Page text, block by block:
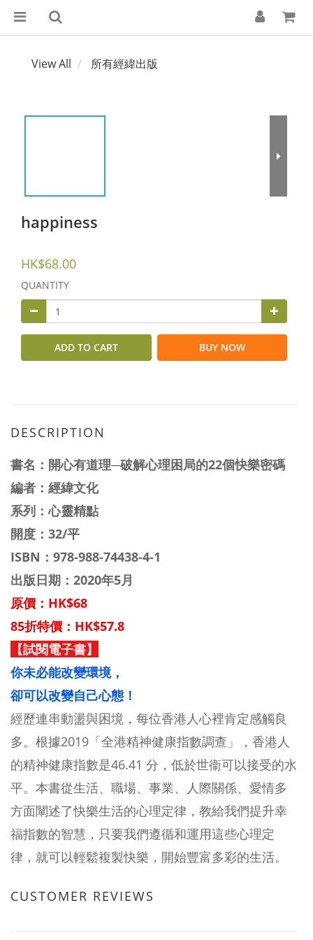
View All 所有經緯出版
happiness
HK$68.00
QUANTITY
ADD TO CART BUY NOW
DESCRIPTION
書名： 開心有道理─破解心理困局的22個快樂密碼
編者：經緯文化
系列：心靈精點
開度：32/平
ISBN： 978-988-74438-4-1
出版日期：2020年5月
原價：HK$68
85折特價：HK$57.8
【試閱電子書】
你未必能改變環境，
卻可以改變自己心態！
經歷連串動盪與困境，每位香港人心裡肯定感觸良
多。根據2019「全港精神健康指數調查」，香港人
的精神健康指數是46.41 分，低於世衞可以接受的水
平。本書從生活、職場、事業、人際關係、愛情多
方面闡述了快樂生活的心理定律，教給我們提升幸
福指數的智慧，只要我們遵循和運用這些心理定
律，就可以輕鬆複製快樂，開始豐富多彩的生活。
CUSTOMER REVIEWS